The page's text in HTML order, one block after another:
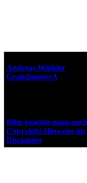
Andreas Winkler
GrandmasterA
Bitte beachte dazu
Copyright-Hinweise im
Disclaimer